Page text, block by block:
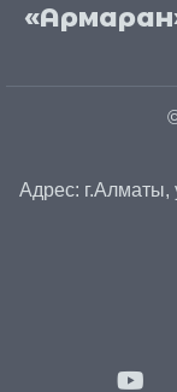
Адрес: г.Алматы,